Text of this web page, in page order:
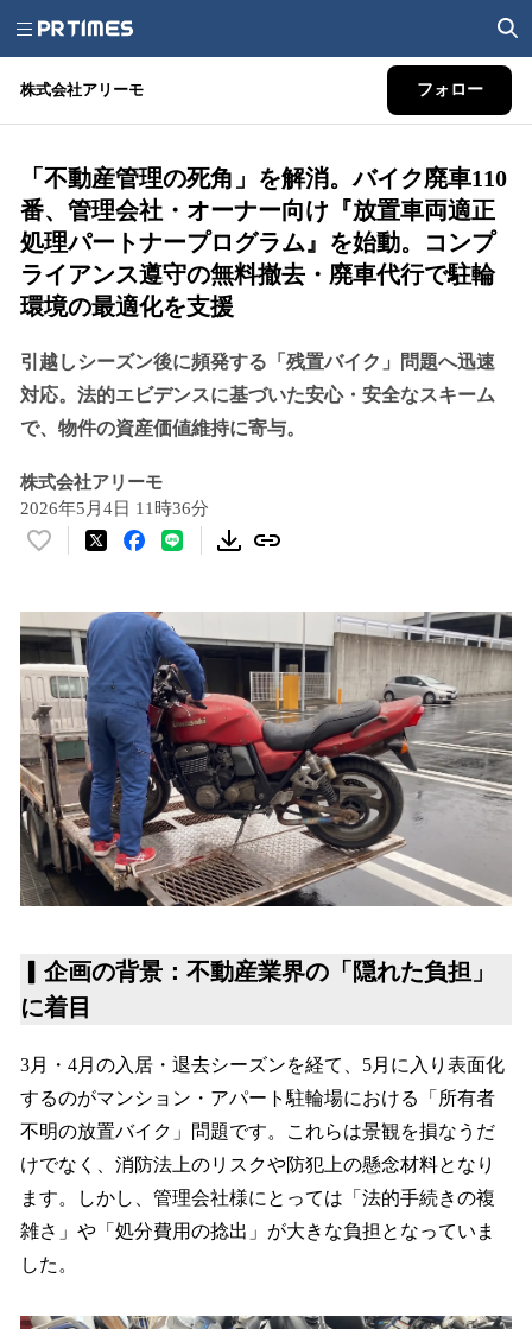
株式会社アリーモ フォロー
「不動産管理の死角」を解消。バイク廃車110
番、管理会社・オーナー向け『放置車両適正
処理パートナープログラム』を始動。コンプ
ライアンス遵守の無料撤去・廃車代行で駐輪
環境の最適化を支援
引越しシーズン後に頻発する「残置バイク」問題へ迅速
対応。法的エビデンスに基づいた安心・安全なスキーム
で、物件の資産価値維持に寄与。
株式会社アリーモ
2026年5月4日 11時36分
い
！
数
を
読
み
込
み
中
で
す
企画の背景：不動産業界の「隠れた負担」
に着目
3月・4月の入居・退去シーズンを経て、5月に入り表面化
するのがマンション・アパート駐輪場における「所有者
不明の放置バイク」問題です。これらは景観を損なうだ
けでなく、消防法上のリスクや防犯上の懸念材料となり
ます。しかし、管理会社様にとっては「法的手続きの複
雑さ」や「処分費用の捻出」が大きな負担となっていま
した。